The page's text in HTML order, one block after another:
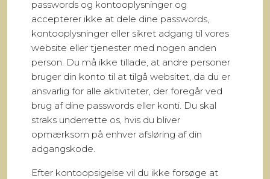
passwords og kontooplysninger og
accepterer ikke at dele dine passwords,
kontooplysninger eller sikret adgang til vores
website eller tjenester med nogen anden
person. Du må ikke tillade, at andre personer
bruger din konto til at tilgå websitet, da du er
ansvarlig for alle aktiviteter, der foregår ved
brug af dine passwords eller konti. Du skal
straks underrette os, hvis du bliver
opmærksom på enhver afsløring af din
adgangskode.
Efter kontoopsigelse vil du ikke forsøge at